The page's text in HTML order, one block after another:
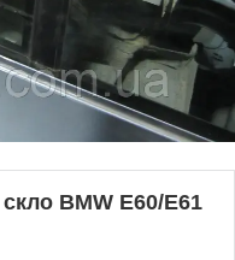
BMW E60/E61